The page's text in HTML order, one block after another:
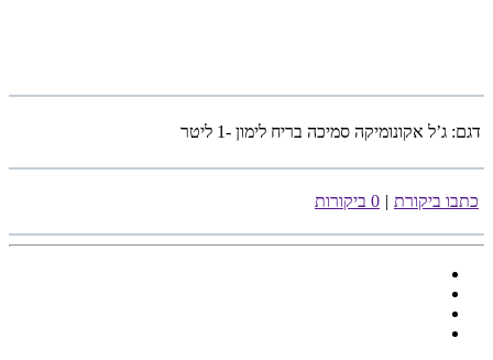
דגם: ג’ל אקונומיקה סמיכה בריח לימון -1 ליטר
כתבו ביקורת | 0 ביקורות